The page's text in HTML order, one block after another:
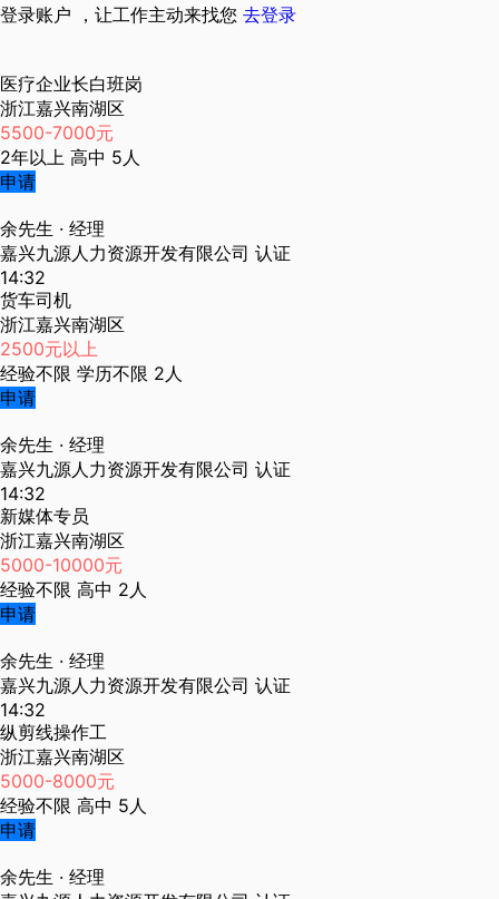
登录账户 ，让工作主动来找您 去登录
医疗企业长白班岗
浙江嘉兴南湖区
5500-7000元
2年以上 高中 5人
申请
余先生 · 经理
嘉兴九源人力资源开发有限公司 认证
14:32
货车司机
浙江嘉兴南湖区
2500元以上
经验不限 学历不限 2人
申请
余先生 · 经理
嘉兴九源人力资源开发有限公司 认证
14:32
新媒体专员
浙江嘉兴南湖区
5000-10000元
经验不限 高中 2人
申请
余先生 · 经理
嘉兴九源人力资源开发有限公司 认证
14:32
纵剪线操作工
浙江嘉兴南湖区
5000-8000元
经验不限 高中 5人
申请
余先生 · 经理